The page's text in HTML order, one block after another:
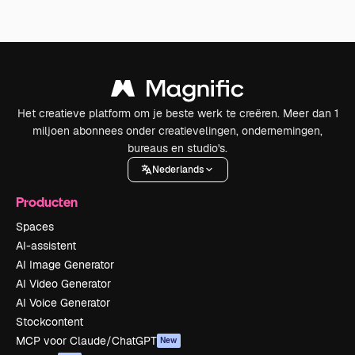
Het creatieve platform om je beste werk te creëren. Meer dan 1
miljoen abonnees onder creatievelingen, ondernemingen,
bureaus en studio's.
Nederlands
Producten
Spaces
AI-assistent
AI Image Generator
AI Video Generator
AI Voice Generator
Stockcontent
MCP voor Claude/ChatGPT New